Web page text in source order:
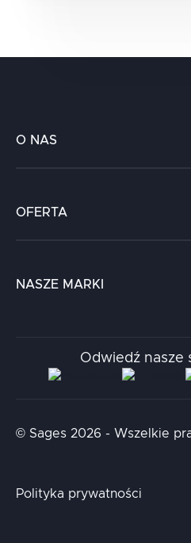
O NAS
Kariera
Kontakt
OFERTA
Chatboty
NASZE MARKI
Aidapta
AI & NLP Day
Odwiedź nasze
© Sages 2026 - Wszelkie
Polityka prywatności